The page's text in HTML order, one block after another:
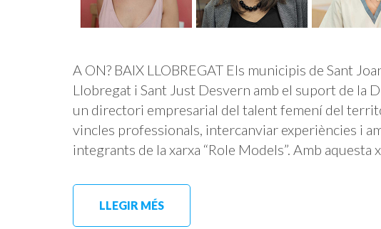
A ON? BAIX LLOBREGAT Els municipis de Sant
Llobregat i Sant Just Desvern amb el suport de la
un directori empresarial del talent femení del
vincles professionals, intercanviar experiències i
integrants de la xarxa “Role Models”. Amb aquesta
LLEGIR MÉS